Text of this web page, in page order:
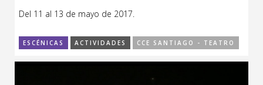
Del 11 al 13 de mayo de 2017.
ESCÉNICAS ACTIVIDADES CCE SANTIAGO - TEATRO